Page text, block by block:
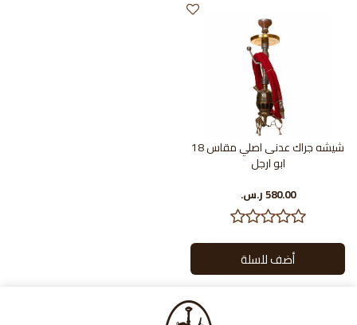
شيشه جراك عدنى اصلي مقاس 18
ابو ارجل
580.00 ر.س.‏